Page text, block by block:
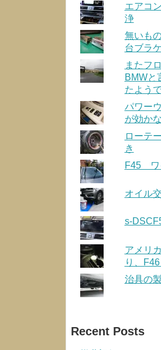
エアコ
浄
無いも
台ブラ
またフ
BMWと
たよう
パワー
が効か
ローテ
き
F45 ワ
オイル
s-
アメリ
り、
治具の
Recent Posts